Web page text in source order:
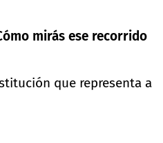
mirás ese recorrido
que representa a